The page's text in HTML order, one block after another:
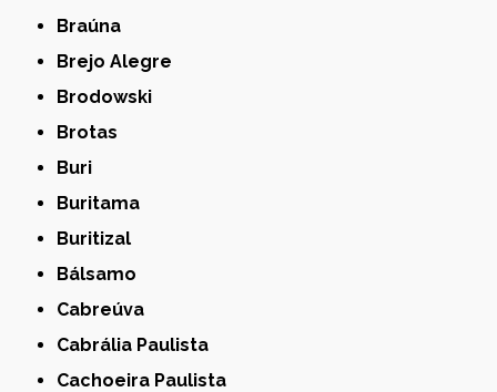
Braúna
Brejo Alegre
Brodowski
Brotas
Buri
Buritama
Buritizal
Bálsamo
Cabreúva
Cabrália Paulista
Cachoeira Paulista